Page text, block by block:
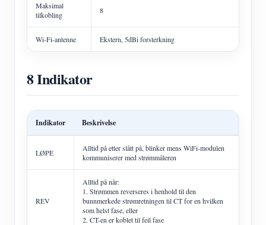
Maksimal
tilkobling
8
Wi-Fi-antenne Ekstern, 5dBi forsterkning
8 Indikator
Indikator Beskrivelse
LØPE
Alltid på etter slått på, blinker mens WiFi-modulen
kommuniserer med strømmåleren
REV
Alltid på når:
1. Strømmen reverseres i henhold til den
bunnmerkede strømretningen til CT for en hvilken
som helst fase, eller
2. CT-en er koblet til feil fase